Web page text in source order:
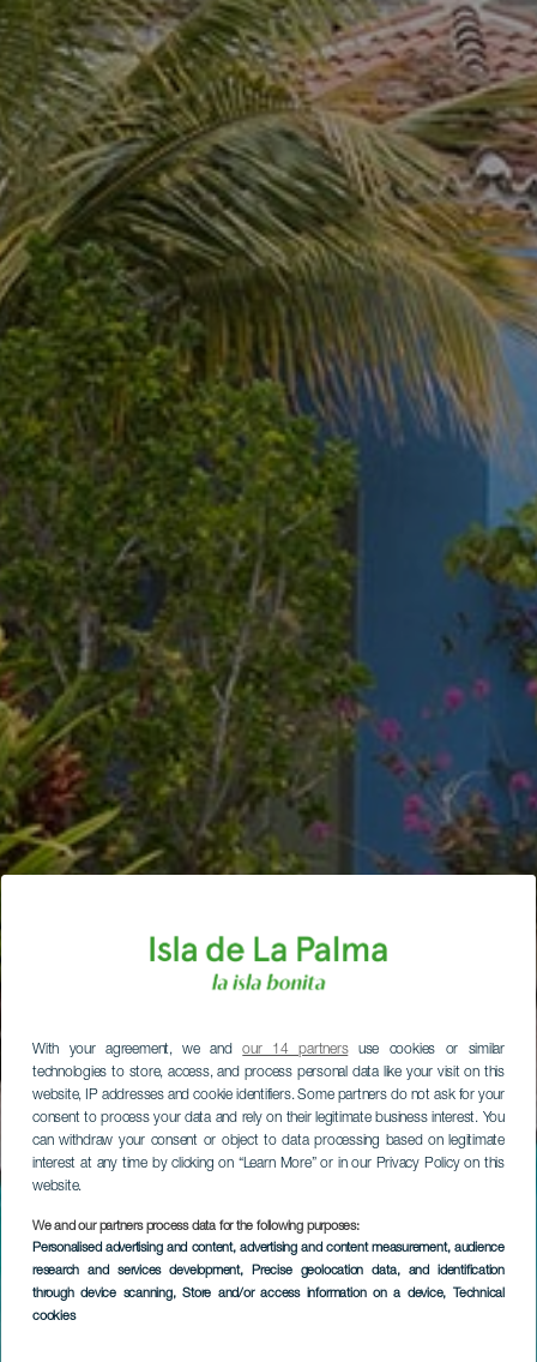
With your agreement, we andour 14 partnersuse cookies or similar
technologies to store, access, and process personal data like your visit on this
website, IP addresses and cookie identifiers. Some partners do not ask for your
consent to process your data and rely on their legitimate business interest. You
can withdraw your consent or object to data processing based on legitimate
interest at any time by clicking on “Learn More” or in our Privacy Policy on this
website.
We and our partners process data for the following purposes:
Personalised advertising and content, advertising and content measurement, audience
research and services development, Precise geolocation data, and identification
through device scanning, Store and/or access information on a device, Technical
cookies